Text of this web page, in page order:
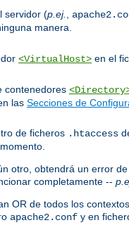
servidor (p.ej.
manera.
<VirtualHost> en el
contenedores
las Secciones de
de ficheros .htaccess
otro, obtendrá un error
completamente --
OR de todos los
apache2.conf y en